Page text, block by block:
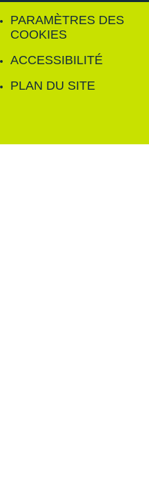
PARAMÈTRES DES
COOKIES
ACCESSIBILITÉ
PLAN DU SITE